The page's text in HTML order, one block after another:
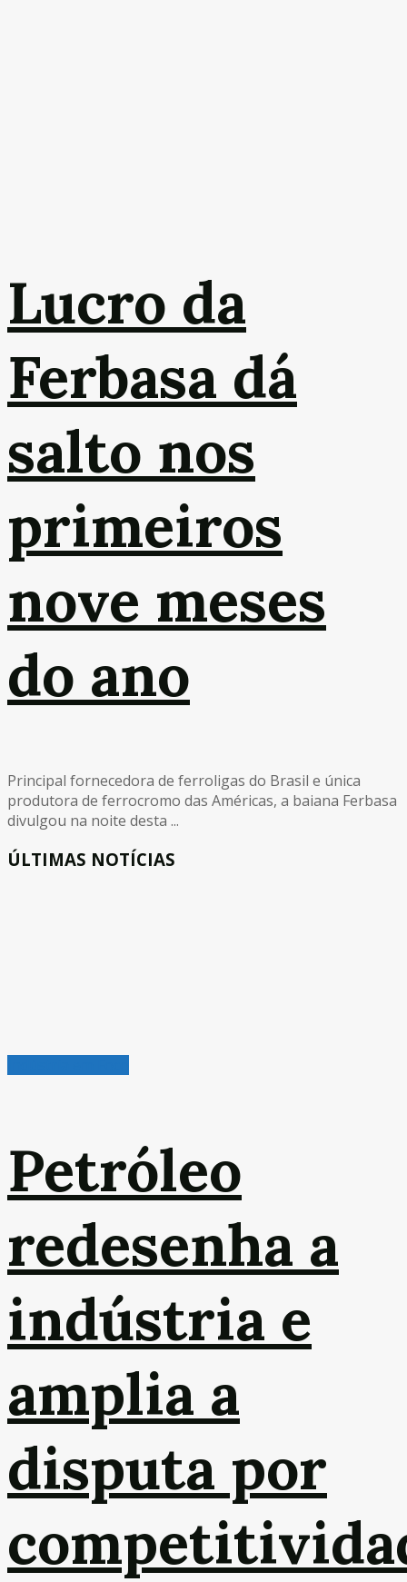
Lucro da
Ferbasa dá
salto nos
primeiros
nove meses
do ano
Principal fornecedora de ferroligas do Brasil e única
produtora de ferrocromo das Américas, a baiana Ferbasa
divulgou na noite desta ...
ÚLTIMAS NOTÍCIAS
Petróleo
redesenha a
indústria e
amplia a
disputa por